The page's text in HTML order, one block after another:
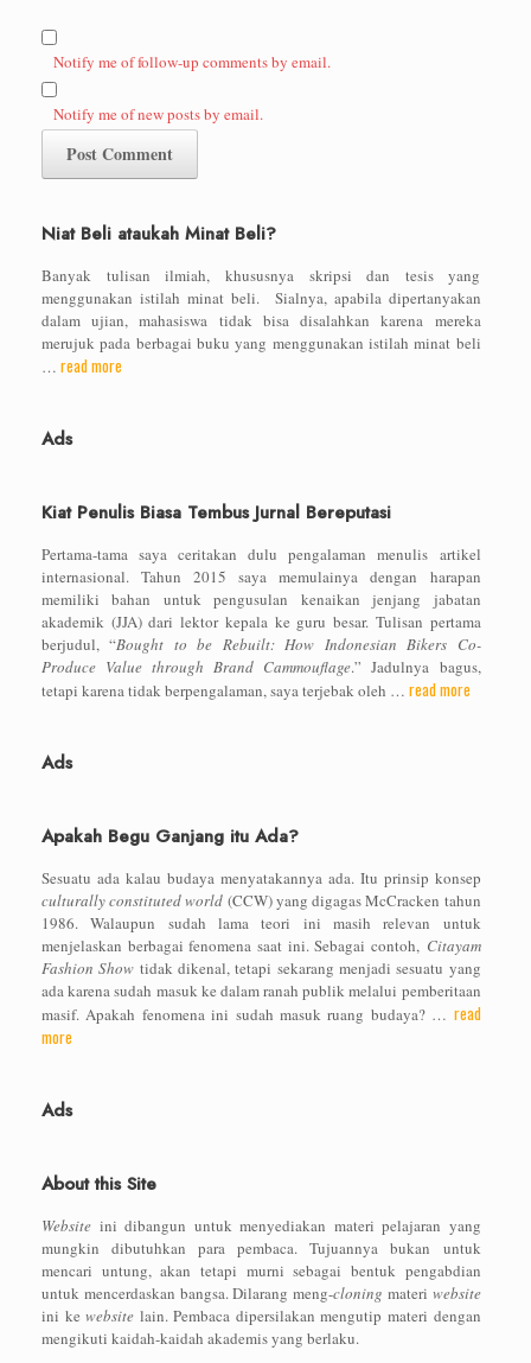
Notify me of follow-up comments by email.
Notify me of new posts by email.
Niat Beli ataukah Minat Beli?
Banyak tulisan ilmiah, khususnya skripsi dan tesis yang
menggunakan istilah minat beli. Sialnya, apabila dipertanyakan
dalam ujian, mahasiswa tidak bisa disalahkan karena mereka
merujuk pada berbagai buku yang menggunakan istilah minat beli
… read more
Ads
Kiat Penulis Biasa Tembus Jurnal Bereputasi
Pertama-tama saya ceritakan dulu pengalaman menulis artikel
internasional. Tahun 2015 saya memulainya dengan harapan
memiliki bahan untuk pengusulan kenaikan jenjang jabatan
akademik (JJA) dari lektor kepala ke guru besar. Tulisan pertama
berjudul, “Bought to be Rebuilt: How Indonesian Bikers Co-
Produce Value through Brand Cammouflage.” Jadulnya bagus,
tetapi karena tidak berpengalaman, saya terjebak oleh … read more
Ads
Apakah Begu Ganjang itu Ada?
Sesuatu ada kalau budaya menyatakannya ada. Itu prinsip konsep
culturally constituted world (CCW) yang digagas McCracken tahun
1986. Walaupun sudah lama teori ini masih relevan untuk
menjelaskan berbagai fenomena saat ini. Sebagai contoh, Citayam
Fashion Show tidak dikenal, tetapi sekarang menjadi sesuatu yang
ada karena sudah masuk ke dalam ranah publik melalui pemberitaan
masif. Apakah fenomena ini sudah masuk ruang budaya? … read
more
Ads
About this Site
Website ini dibangun untuk menyediakan materi pelajaran yang
mungkin dibutuhkan para pembaca. Tujuannya bukan untuk
mencari untung, akan tetapi murni sebagai bentuk pengabdian
untuk mencerdaskan bangsa. Dilarang meng-cloning materi website
ini kewebsite lain. Pembaca dipersilakan mengutip materi dengan
mengikuti kaidah-kaidah akademis yang berlaku.